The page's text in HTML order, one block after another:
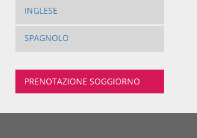
INGLESE
SPAGNOLO
PRENOTAZIONE SOGGIORNO